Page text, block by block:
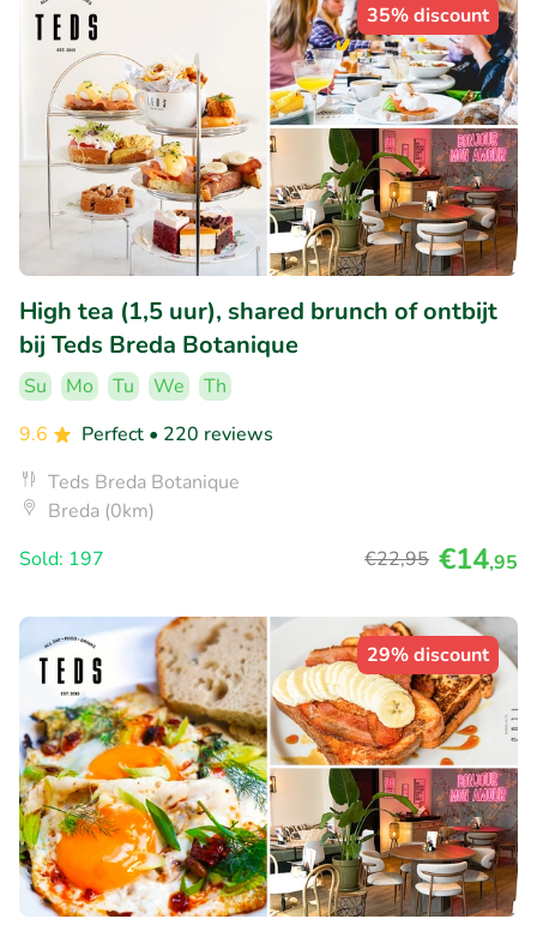
35% discount
High tea (1,5 uur), shared brunch of ontbijt
bij Teds Breda Botanique
Su Mo Tu We
Th
9.6
Perfect • 220 reviews
Teds Breda Botanique
Breda (0km)
Sold: 197
€22,95 €14,95
29% discount